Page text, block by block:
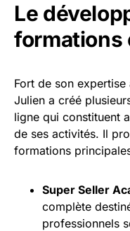
Le
formations
Fort de son
Julien a créé
ligne qui constituent
de ses activités. Il
formations
Super Seller
complète
professionnels